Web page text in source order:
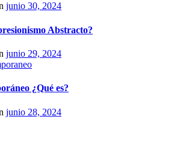
junio 30, 2024
Abstracto?
junio 29, 2024
¿Qué es?
junio 28, 2024